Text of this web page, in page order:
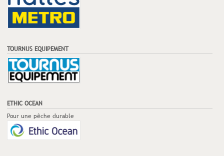
TOURNUS EQUIPEMENT
ETHIC OCEAN
Pour une pêche durable